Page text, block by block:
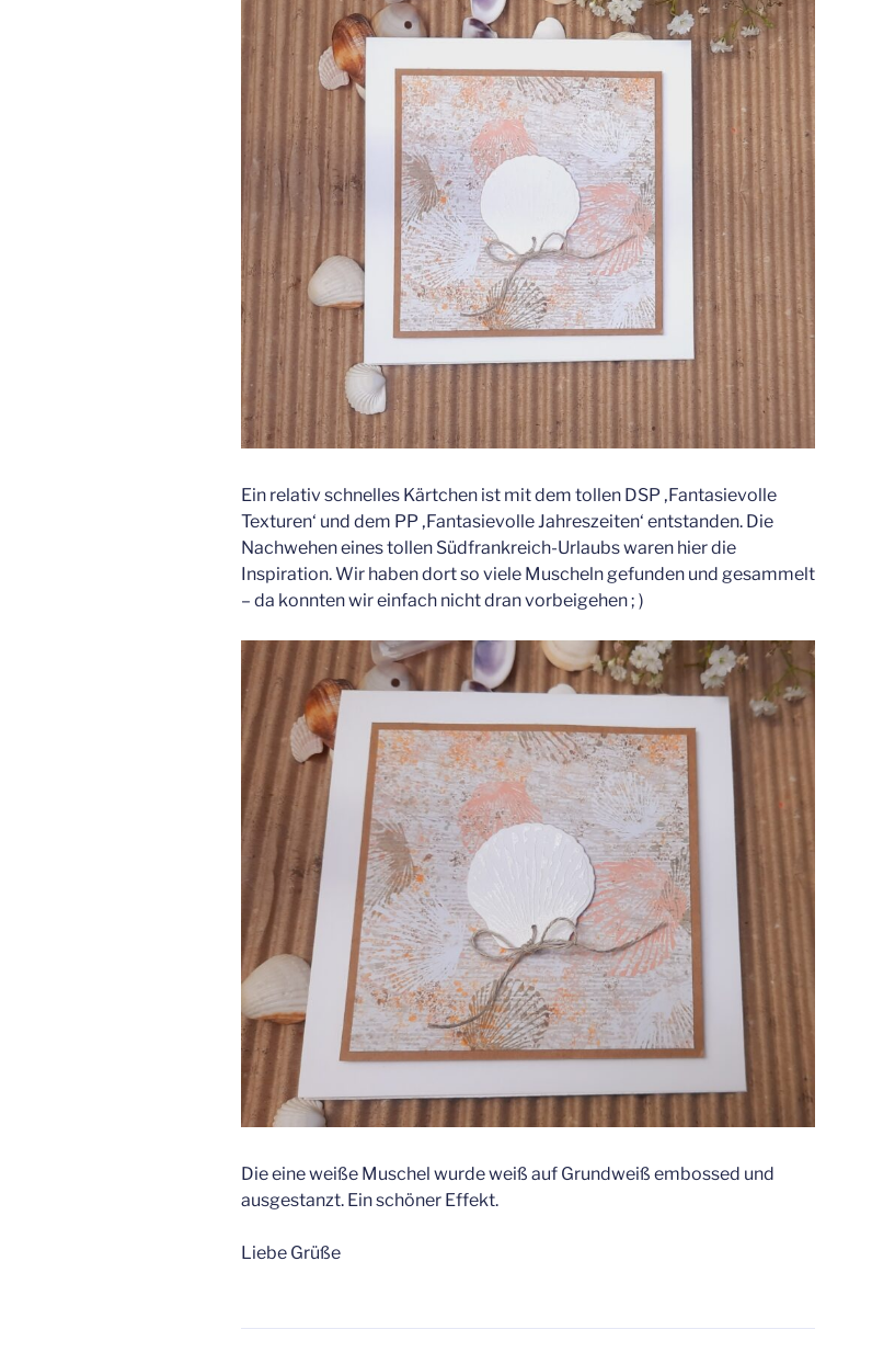
Ein relativ schnelles Kärtchen ist mit dem tollen DSP ‚Fantasievolle
Texturen‘ und dem PP ‚Fantasievolle Jahreszeiten‘ entstanden. Die
Nachwehen eines tollen Südfrankreich-Urlaubs waren hier die
Inspiration. Wir haben dort so viele Muscheln gefunden und gesammelt
– da konnten wir einfach nicht dran vorbeigehen ; )
Die eine weiße Muschel wurde weiß auf Grundweiß embossed und
ausgestanzt. Ein schöner Effekt.
Liebe Grüße